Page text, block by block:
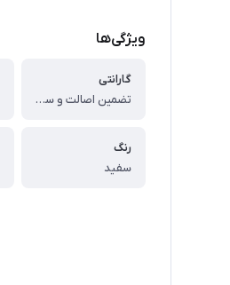
ویژگی‌ها
گارانتی
تضمین اصالت و سلامت فیزیکی کالا
رنگ
سفید